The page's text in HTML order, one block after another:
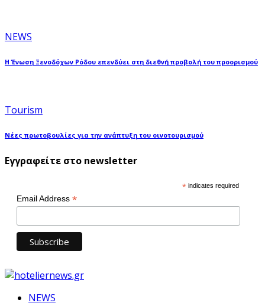
NEWS
Η Ένωση Ξενοδόχων Ρόδου επενδύει στη διεθνή προβολή του προορισμού
Tourism
Νέες πρωτοβουλίες για την ανάπτυξη του οινοτουρισμού
Εγγραφείτε στο newsletter
* indicates required
Email Address *
NEWS